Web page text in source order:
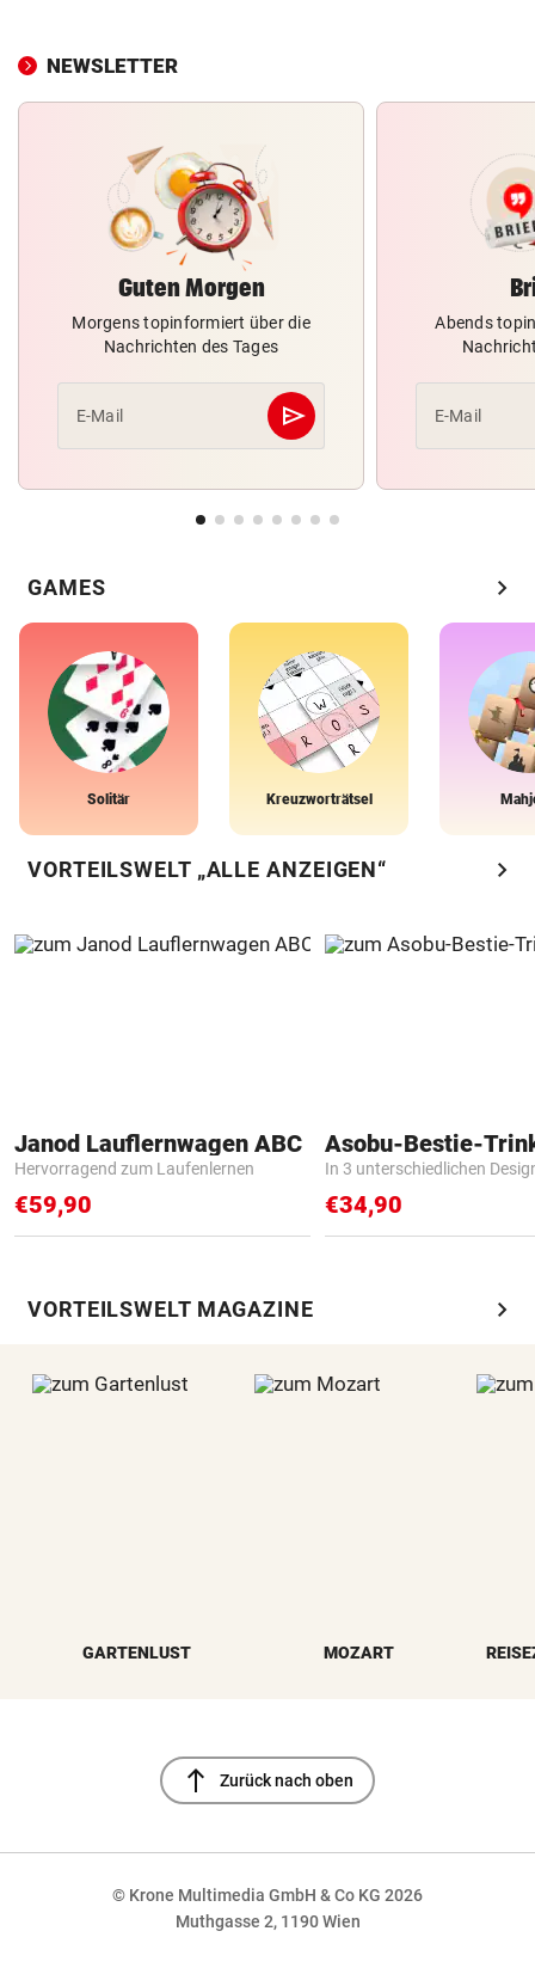
NEWSLETTER
Guten Morgen
Morgens topinformiert über die
Nachrichten des Tages
E-Mail send
Abschicken
Abends
E-Mail
GAMES chevron_right
Solitär Kreuzworträtsel
VORTEILSWELT „ALLE ANZEIGEN“ chevron_right
Janod Lauflernwagen ABC
Hervorragend zum Laufenlernen
€59,90
Asobu-Bestie-
In 3 unterschiedlichen
€34,90
VORTEILSWELT MAGAZINE chevron_right
GARTENLUST MOZART
north Zurück nach oben
© Krone Multimedia GmbH & Co KG 2026
Muthgasse 2, 1190 Wien